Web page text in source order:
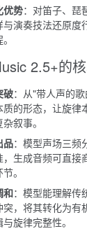
优势：对笛子、琵
与演奏技法还原度
2.5+的
破：从"带人声的
质的形态，让旋律
叙事。
品：模型声场三频
，生成音频可直接
。
和：模型能理解传
突，将其转化为有
旋律完整性。